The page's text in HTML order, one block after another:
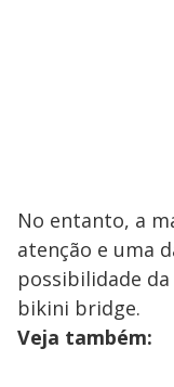
No entanto, a
atenção e uma
possibilidade
bikini bridge.
Veja também: